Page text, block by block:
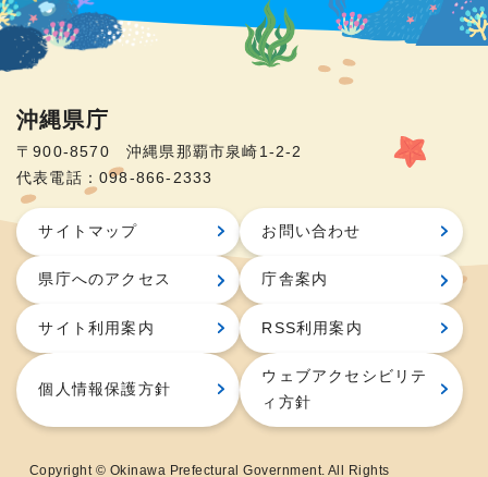
沖縄県庁
〒900-8570 沖縄県那覇市泉崎1-2-2
代表電話：098-866-2333
サイトマップ お問い合わせ
県庁へのアクセス 庁舎案内
サイト利用案内 RSS利用案内
個人情報保護方針
ウェブアクセシビリテ
ィ方針
Copyright © Okinawa Prefectural Government. All Rights